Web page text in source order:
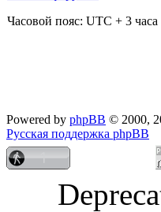
Часовой пояс: UTC + 3
Powered by phpBB © 2000,
Русская поддержка phpBB